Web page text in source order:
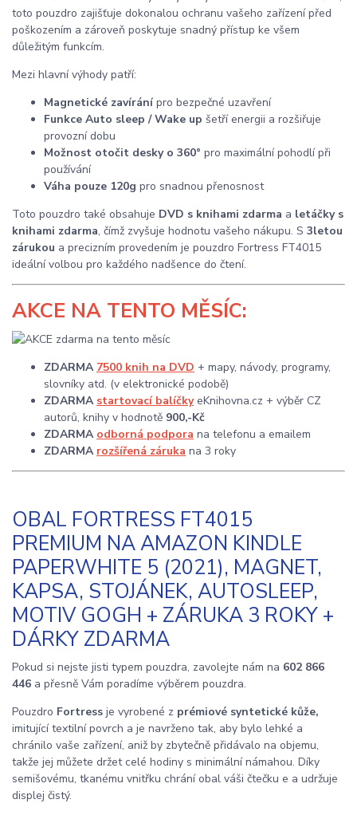
toto pouzdro zajišťuje dokonalou ochranu vašeho zařízení před
poškozením a zároveň poskytuje snadný přístup ke všem
důležitým funkcím.
Mezi hlavní výhody patří:
Magnetické zavíránípro bezpečné uzavření
Funkce Auto sleep / Wake up šetří energii a rozšiřuje
provozní dobu
Možnost otočit desky o 360° pro maximální pohodlí při
používání
Váha pouze 120g pro snadnou přenosnost
Toto pouzdro také obsahuje DVD s knihami zdarma a letáčky s
knihami zdarma, čímž zvyšuje hodnotu vašeho nákupu. S 3letou
zárukou a precizním provedením je pouzdro Fortress FT4015
ideální volbou pro každého nadšence do čtení.
AKCE NA TENTO MĚSÍC:
ZDARMA 7500 knih na DVD + mapy, návody, programy,
slovníky atd. (v elektronické podobě)
ZDARMA startovací balíčkyeKnihovna.cz + výběr CZ
autorů, knihy v hodnotě 900,-Kč
ZDARMA odborná podpora na telefonu a emailem
ZDARMA rozšířená záruka na 3 roky
OBAL FORTRESS FT4015
PREMIUM NA AMAZON KINDLE
PAPERWHITE 5 (2021), MAGNET,
KAPSA, STOJÁNEK, AUTOSLEEP,
MOTIV GOGH + ZÁRUKA 3 ROKY +
DÁRKY ZDARMA
Pokud si nejste jisti typem pouzdra, zavolejte nám na 602 866
446 a přesně Vám poradíme výběrem pouzdra.
Pouzdro Fortress je vyrobené z prémiové syntetické kůže,
imitující textilní povrch a je navrženo tak, aby bylo lehké a
chránilo vaše zařízení, aniž by zbytečně přidávalo na objemu,
takže jej můžete držet celé hodiny s minimální námahou. Díky
semišovému, tkanému vnitřku chrání obal váši čtečku e a udržuje
displej čistý.